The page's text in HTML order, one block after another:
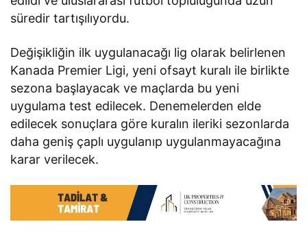
süredir tartışılıyordu.
Değişikliğin ilk uygulanacağı lig olarak belirlenen
Kanada Premier Ligi, yeni ofsayt kuralı ile birlikte
sezona başlayacak ve maçlarda bu yeni
uygulama test edilecek. Denemelerden elde
edilecek sonuçlara göre kuralın ileriki sezonlarda
daha geniş çaplı uygulanıp uygulanmayacağına
karar verilecek.